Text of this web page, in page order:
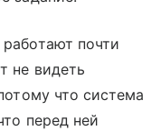
почти
не видеть
что система
перед ней